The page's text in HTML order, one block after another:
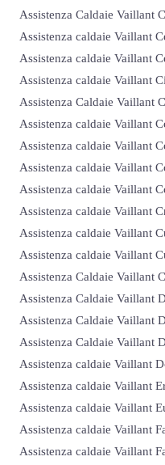
Assistenza Caldaie Vaillant
Assistenza caldaie Vaillant
Assistenza caldaie Vaillant
Assistenza caldaie Vaillant
Assistenza Caldaie Vaillant
Assistenza caldaie Vaillant
Assistenza caldaie Vaillant
Assistenza caldaie Vaillant
Assistenza caldaie Vaillant
Assistenza caldaie Vaillant
Assistenza caldaie Vaillant
Assistenza caldaie Vaillant
Assistenza Caldaie Vaillant
Assistenza Caldaie Vaillant
Assistenza Caldaie Vaillant
Assistenza Caldaie Vaillant
Assistenza caldaie Vaillant
Assistenza caldaie Vaillant
Assistenza caldaie Vaillant
Assistenza caldaie Vaillant
Assistenza caldaie Vaillant